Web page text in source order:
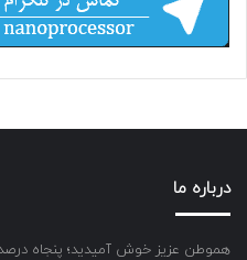
درباره ما
هموطن عزیز خوش آمیدید؛ پنجاه